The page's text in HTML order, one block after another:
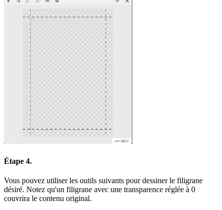
Étape 4.
Vous pouvez utiliser les outils suivants pour dessiner le filigrane
désiré. Notez qu'un filigrane avec une transparence réglée à 0
couvrira le contenu original.